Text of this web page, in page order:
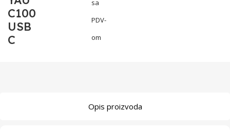
C100
USB
C
sa
PDV-
om
Opis proizvoda